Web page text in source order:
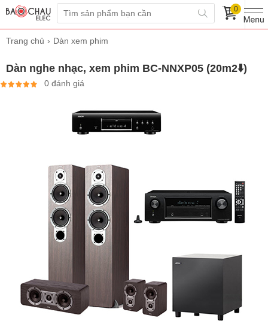
0
Trang chủ Dàn xem phim
Dàn nghe nhạc, xem phim BC-NNXP05 (20m2⬇️)
0 đánh giá